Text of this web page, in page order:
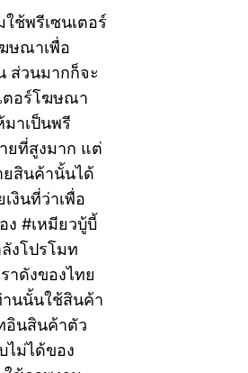
ช้พรีเซนเตอร์
ษณาเพื่อ
ส่วนมากก็จะ
ตอร์โฆษณา
าเป็นพรี
ยที่สูงมาก แต่
ยสินค้านั้นได้
งินที่ว่าเพื่อ
ง #เหมียวบู้บี้
งโปรโมท
าดังของไทย
นนั้นใช้สินค้า
อินสินค้าตัว
ไม่ได้ของ